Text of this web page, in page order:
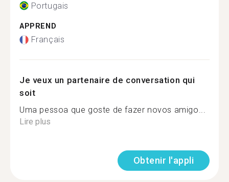
Portugais
APPREND
Français
Je veux un partenaire de conversation qui
soit
Uma pessoa que goste de fazer novos amigo...
Lire plus
Obtenir l'appli